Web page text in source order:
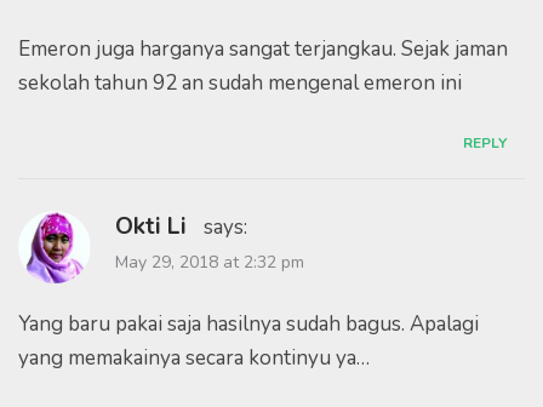
Emeron juga harganya sangat terjangkau. Sejak jaman
sekolah tahun 92 an sudah mengenal emeron ini
REPLY
Okti Li says:
May 29, 2018 at 2:32 pm
Yang baru pakai saja hasilnya sudah bagus. Apalagi
yang memakainya secara kontinyu ya…